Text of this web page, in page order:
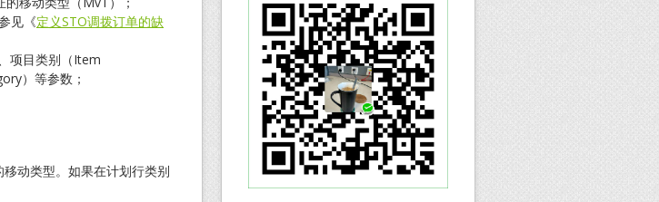
见《定义STO调拨订单的缺
项目类别（Item
）等参数；
动类型。如果在计划行类别